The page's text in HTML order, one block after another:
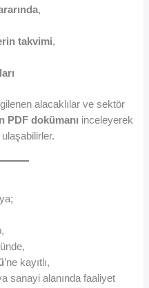
,
takvimi,
alacaklılar ve sektör
PDF dokümanı inceleyerek
ulaşabilirler.
’ne kayıtlı,
sanayi alanında faaliyet